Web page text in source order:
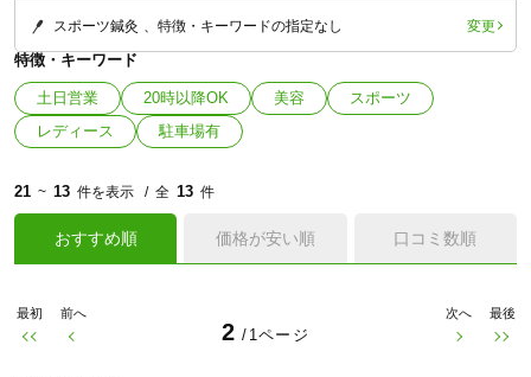
スポーツ鍼灸 特徴・キーワードの指定なし 変更
特徴・キーワード
土日営業 20時以降OK 美容
スポーツ
レディース
駐車場有
21 ~ 13 件を表示 全 13 件
おすすめ順 価格が安い順 口コミ数順
最初 前へ
2 /1ページ
次へ 最後
「健康にはりを見た」